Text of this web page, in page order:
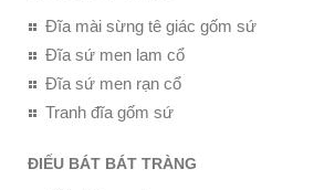
Đĩa mài sừng tê giác gốm sứ
Đĩa sứ men lam cổ
Đĩa sứ men rạn cổ
Tranh đĩa gốm sứ
ĐIẾU BÁT BÁT TRÀNG